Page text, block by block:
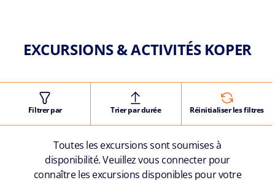
EXCURSIONS & ACTIVITÉS KOPER
Filtrer par Trier par durée Réinitialiser les filtres
Toutes les excursions sont soumises à
disponibilité. Veuillez vous connecter pour
connaître les excursions disponibles pour votre